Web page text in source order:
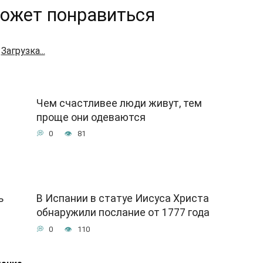
понравиться
Загрузка...
Чем счастливее люди живут, тем
проще они одеваются
0 81
В Испании в статуе Иисуса Христа
обнаружили послание от 1777 года
0 110